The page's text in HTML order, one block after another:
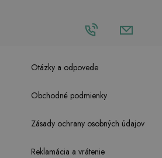
Otázky a odpovede
Obchodné podmienky
Zásady ochrany osobných údajov
Reklamácia a vrátenie